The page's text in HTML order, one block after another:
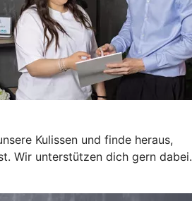
Kulissen und finde heraus,
Wir unterstützen dich gern dabei.